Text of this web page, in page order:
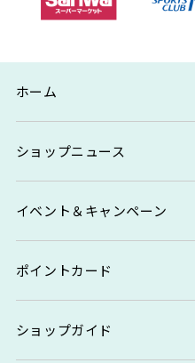
ホーム
ショップニュース
イベント＆キャンペーン
ポイントカード
ショップガイド